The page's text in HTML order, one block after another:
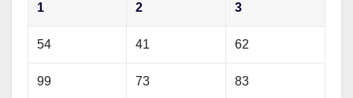
1
2
3
54 41 62
99 73 83